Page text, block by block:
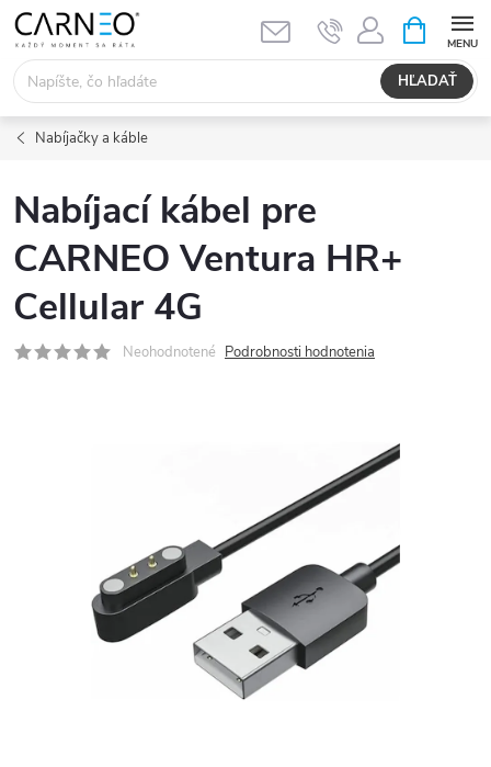
Prejsť
obsah
HĽADAŤ
KOŠÍK
Nabíjačky a káble
Nabíjací kábel pre
CARNEO Ventura HR+
Cellular 4G
Neohodnotené Podrobnosti hodnotenia